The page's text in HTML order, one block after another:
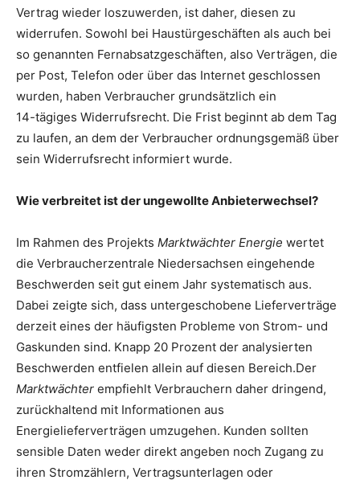
Vertrag wieder loszuwerden, ist daher, diesen zu
widerrufen. Sowohl bei Haustürgeschäften als auch bei
so genannten Fernabsatzgeschäften, also Verträgen, die
per Post, Telefon oder über das Internet geschlossen
wurden, haben Verbraucher grundsätzlich ein
14-tägiges Widerrufsrecht. Die Frist beginnt ab dem Tag
zu laufen, an dem der Verbraucher ordnungsgemäß über
sein Widerrufsrecht informiert wurde.
Wie verbreitet ist der ungewollte Anbieterwechsel?
Im Rahmen des Projekts Marktwächter Energie wertet
die Verbraucherzentrale Niedersachsen eingehende
Beschwerden seit gut einem Jahr systematisch aus.
Dabei zeigte sich, dass untergeschobene Lieferverträge
derzeit eines der häufigsten Probleme von Strom- und
Gaskunden sind. Knapp 20 Prozent der analysierten
Beschwerden entfielen allein auf diesen Bereich.Der
Marktwächter empfiehlt Verbrauchern daher dringend,
zurückhaltend mit Informationen aus
Energielieferverträgen umzugehen. Kunden sollten
sensible Daten weder direkt angeben noch Zugang zu
ihren Stromzählern, Vertragsunterlagen oder